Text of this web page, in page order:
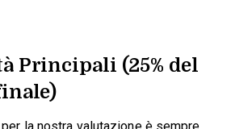
Principali (25% del
per la nostra valutazione è sempre